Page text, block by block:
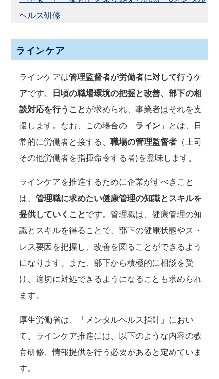
ヘルス研修」
ラインケア
ラインケアは管理監督者が労働者に対して行うケ
アです。 日頃の職場環境の把握と改善、部下の相
談対応を行うことが求められ、事業者はそれを支
援します。なお、この場合の「ライン 」とは、日
常的に労働者と接する、職場の管理監督者 （上司
その他労働者を指揮命令する者)を意味します。
ラインケアを推進するために企業がすべきこと
は、管理職に求めたい健康管理の知識とスキルを
提供していくことです。管理職は、健康管理の知
識とスキルを得ることで、部下の健康状態やスト
レス要因を把握し、改善を図ることができるよう
になります。また、部下から積極的に相談を受
け、適切に対処できるようになることも求められ
ます。
厚生労働省は、「メンタルヘルス指針」におい
て、ラインケア推進には、以下のような内容の教
育研修、情報提供を行う必要があると定めていま
す。